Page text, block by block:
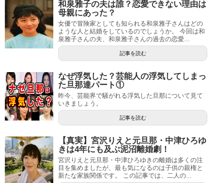
和泉雅子の夫は誰？恋愛できない理由は
母親にあった？
女優で冒険家としても知られる和泉雅子さんはどの
ような人と結婚をしているのでしょうか。 今回は和
泉雅子さんの夫、和泉雅子さんの過去の恋愛...
記事を読む
なぜ浮気した？芸能人の浮気してしまっ
た旦那達パート①
昨今、芸能界で騒がれる浮気した旦那について見て
いきましょう。
記事を読む
【真実】宮沢りえと元旦那・中津ひろゆ
きは4年にも及ぶ泥沼離婚劇！
宮沢りえと元旦那・中津ひろゆきの離婚は多くの注
目を集めましたが、最も気になるのは子供の親権と
新たな家族関係です。 この記事では、二人の...